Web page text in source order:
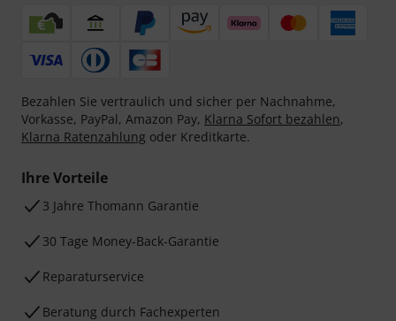
Bezahlen Sie vertraulich und sicher per Nachnahme,
Vorkasse, PayPal, Amazon Pay, Klarna Sofort bezahlen,
Klarna Ratenzahlung oder Kreditkarte.
Ihre Vorteile
3 Jahre Thomann Garantie
30 Tage Money-Back-Garantie
Reparaturservice
Beratung durch Fachexperten